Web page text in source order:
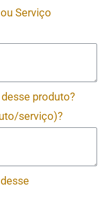
Serviço
produto?
serviço)?